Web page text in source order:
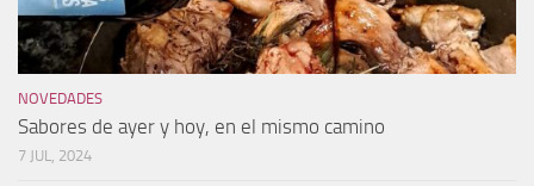
NOVEDADES
Sabores de ayer y hoy, en el mismo camino
7 JUL, 2024